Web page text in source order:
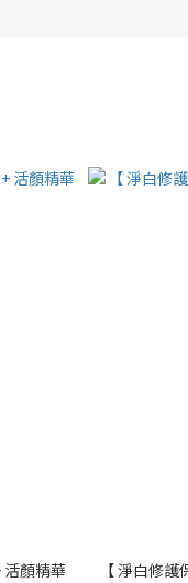
活顏精華 【 淨白修